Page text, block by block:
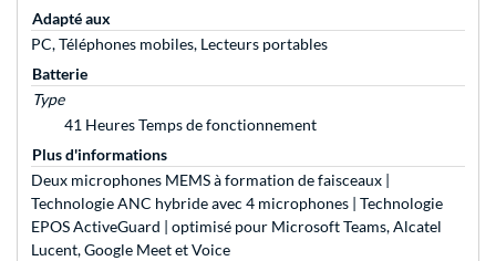
Adapté aux
PC, Téléphones mobiles, Lecteurs portables
Batterie
Type
41 Heures Temps de fonctionnement
Plus d'informations
Deux microphones MEMS à formation de faisceaux |
Technologie ANC hybride avec 4 microphones | Technologie
EPOS ActiveGuard | optimisé pour Microsoft Teams, Alcatel
Lucent, Google Meet et Voice